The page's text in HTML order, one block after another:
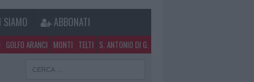
SIAMO ABBONATI
GOLFO ARANCI MONTI TELTI S. ANTONIO DI G.